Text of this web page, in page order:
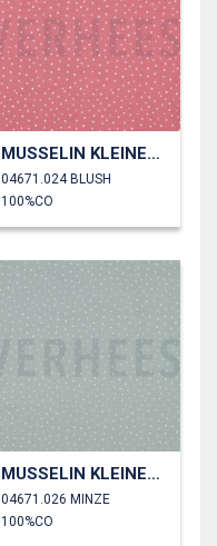
MUSSELIN KLEINE PUNKTE
04671.024 BLUSH
100%CO
MUSSELIN KLEINE PUNKTE
04671.026 MINZE
100%CO